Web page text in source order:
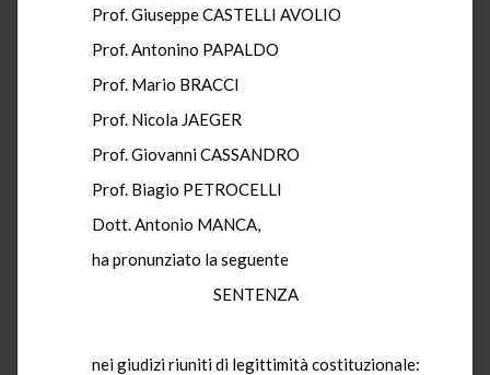
Prof. Giuseppe CASTELLI AVOLIO
Prof. Antonino PAPALDO
Prof. Mario BRACCI
Prof. Nicola JAEGER
Prof. Giovanni CASSANDRO
Prof. Biagio PETROCELLI
Dott. Antonio MANCA,
ha pronunziato la seguente
SENTENZA
nei giudizi riuniti di legittimità costituzionale: